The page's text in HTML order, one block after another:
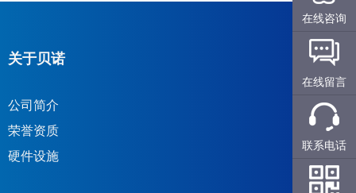
关于贝诺
公司简介
荣誉资质
硬件设施
在线咨询
在线留言
联系电话